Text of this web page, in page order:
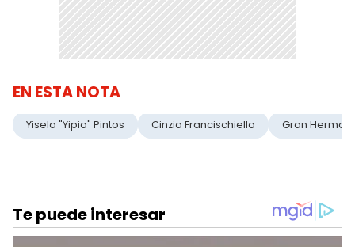
EN ESTA NOTA
Yisela "Yipio" Pintos Cinzia Francischiello Gran